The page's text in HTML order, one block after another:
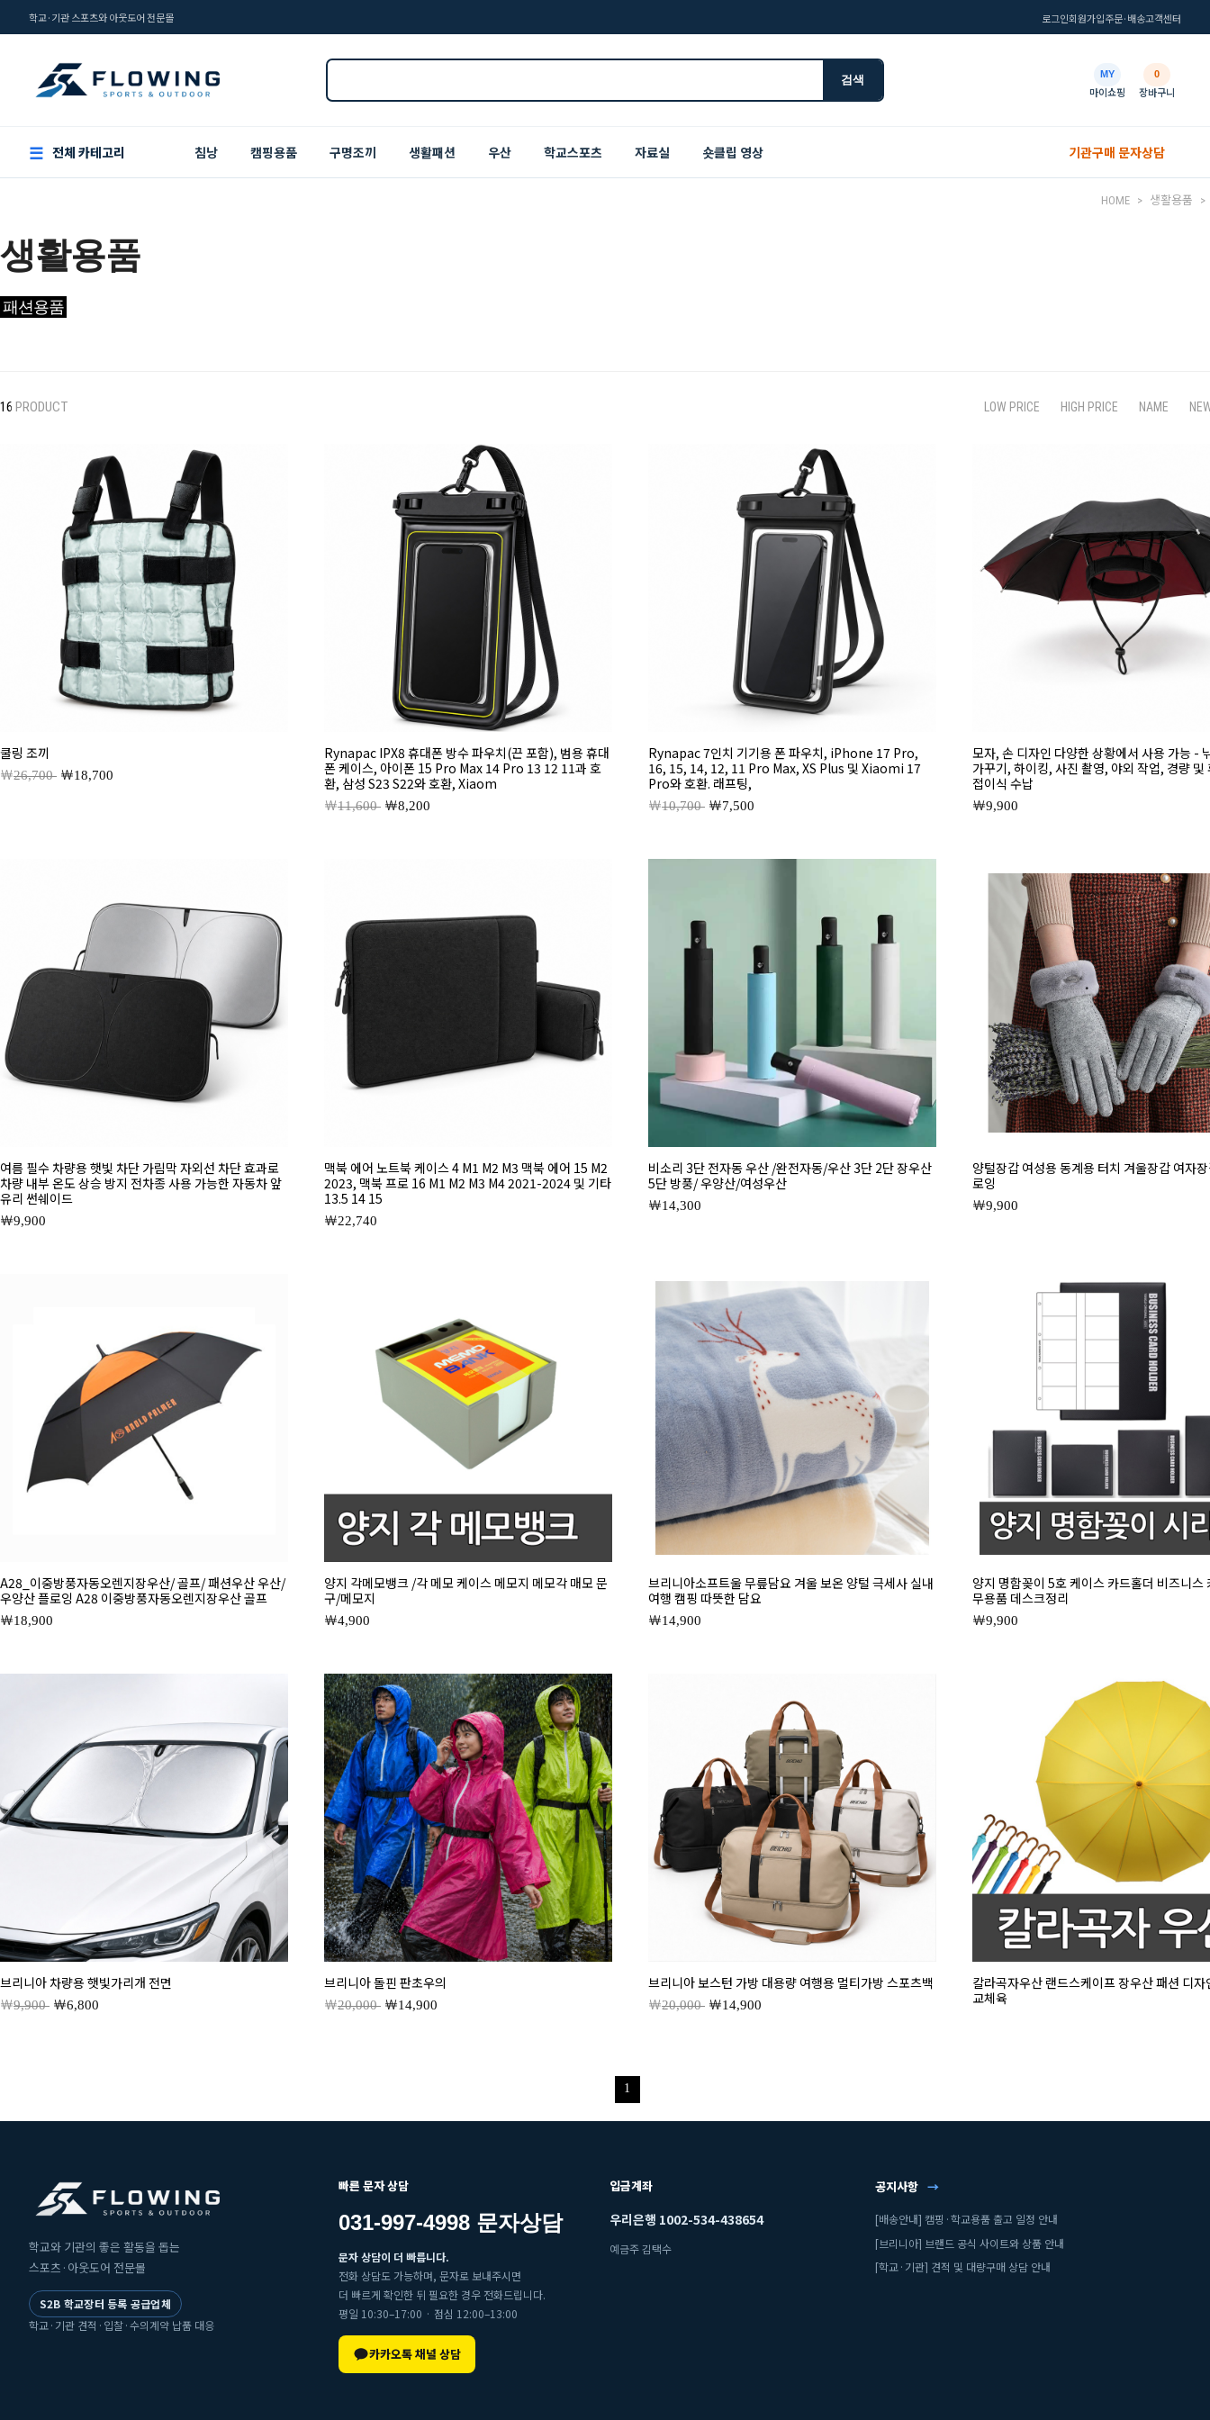
학교·기관 스포츠와 아웃도어 전문몰 로그인회원가입주문·배송고객센터
검색 MY
마이쇼핑
0
장바구니
☰ 전체 카테고리 침낭 캠핑용품 구명조끼 생활패션 우산 학교스포츠 자료실 숏클립 영상 기관구매 문자상담
HOME > 생활용품 >
생활용품
패션용품
16 PRODUCT LOW PRICE HIGH PRICE NAME
쿨링 조끼
26,700 18,700
Rynapac IPX8 휴대폰 방수 파우치(끈 포함), 범용 휴대
폰 케이스, 아이폰 15 Pro Max 14 Pro 13 12 11과 호
환, 삼성 S23 S22와 호환, Xiaom
11,600 8,200
Rynapac 7인치 기기용 폰 파우치, iPhone 17 Pro,
16, 15, 14, 12, 11 Pro Max, XS Plus 및 Xiaomi 17
Pro와 호환. 래프팅,
10,700 7,500
모자, 손 디자인 다양한 상황에서 사용 가능 -
가꾸기, 하이킹, 사진 촬영, 야외 작업, 경량 및
접이식 수납
9,900
여름 필수 차량용 햇빛 차단 가림막 자외선 차단 효과로
차량 내부 온도 상승 방지 전차종 사용 가능한 자동차 앞
유리 썬쉐이드
9,900
맥북 에어 노트북 케이스 4 M1 M2 M3 맥북 에어 15 M2
2023, 맥북 프로 16 M1 M2 M3 M4 2021-2024 및 기타
13.5 14 15
22,740
비소리 3단 전자동 우산 /완전자동/우산 3단 2단 장우산
5단 방풍/ 우양산/여성우산
14,300
양털장갑 여성용 동계용 터치 겨울장갑 여자
로잉
9,900
A28_이중방풍자동오렌지장우산/ 골프/ 패션우산 우산/
우양산 플로잉 A28 이중방풍자동오렌지장우산 골프
18,900
양지 각메모뱅크 /각 메모 케이스 메모지 메모각 매모 문
구/메모지
4,900
브리니아소프트울 무릎담요 겨울 보온 양털 극세사 실내
여행 캠핑 따뜻한 담요
14,900
양지 명함꽂이 5호 케이스 카드홀더 비즈니스
무용품 데스크정리
9,900
브리니아 차량용 햇빛가리개 전면
9,900 6,800
브리니아 돌핀 판초우의
20,000 14,900
브리니아 보스턴 가방 대용량 여행용 멀티가방 스포츠백
20,000 14,900
칼라곡자우산 랜드스케이프 장우산 패션 디자
교체육
1
학교와 기관의 좋은 활동을 돕는
스포츠·아웃도어 전문몰
S2B 학교장터 등록 공급업체
학교·기관 견적·입찰·수의계약 납품 대응
빠른 문자 상담
031-997-4998 문자상담
문자 상담이 더 빠릅니다.
전화 상담도 가능하며, 문자로 보내주시면
더 빠르게 확인한 뒤 필요한 경우 전화드립니다.
평일 10:30–17:00 · 점심 12:00–13:00
카카오톡 채널 상담
입금계좌
우리은행 1002-534-438654
예금주 김택수
공지사항 →
[배송안내] 캠핑·학교용품 출고 일정 안내
[브리니아] 브랜드 공식 사이트와 상품 안내
[학교·기관] 견적 및 대량구매 상담 안내